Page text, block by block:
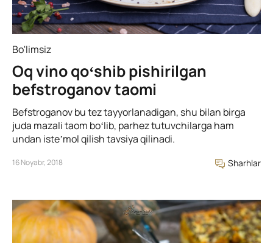
Bo'limsiz
Oq vino qoʻshib pishirilgan
befstroganov taomi
Befstroganov bu tez tayyorlanadigan, shu bilan birga
juda mazali taom boʻlib, parhez tutuvchilarga ham
undan isteʼmol qilish tavsiya qilinadi.
16 Noyabr, 2018 Sharhlar